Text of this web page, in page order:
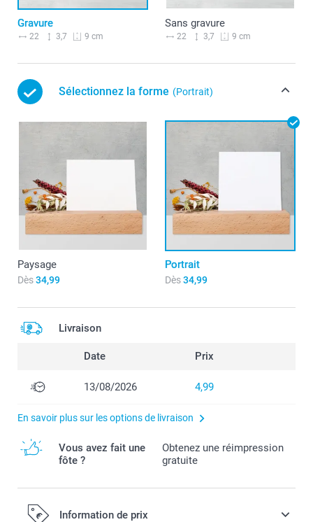
Gravure
22 3,7 9 cm
Sans gravure
22 3,7 9 cm
Sélectionnez la forme (Portrait)
Paysage
Dès34,99
Portrait
Dès34,99
Livraison
Date Prix
13/08/2026 4,99
En savoir plus sur les options de livraison
Vous avez fait une
fôte ?
Obtenez une réimpression
gratuite
Information de prix